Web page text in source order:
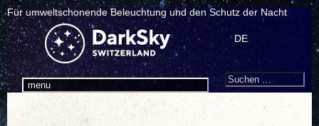
Für umweltschonende Beleuchtung und den Schutz der Nacht
menu
DE
Search
Suchen